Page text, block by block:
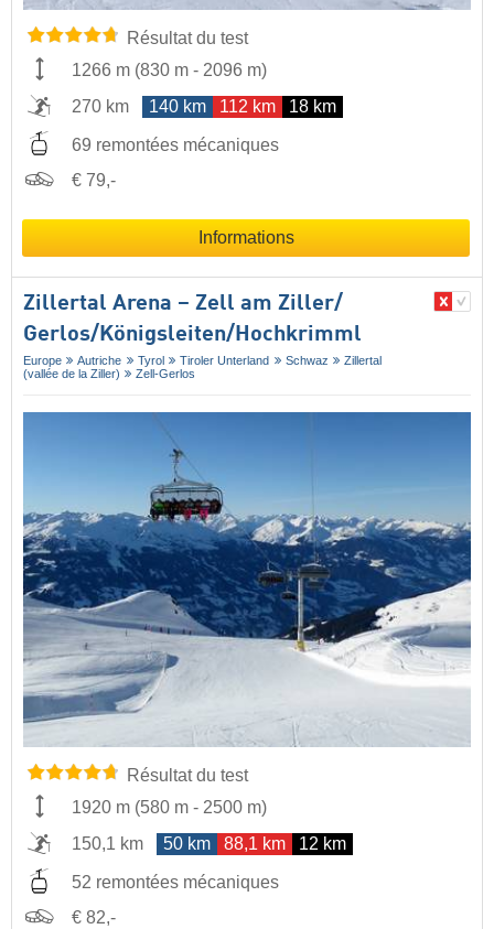
Résultat du test
1266 m (830 m - 2096 m)
270 km
140 km 112 km 18 km
69 remontées mécaniques
€ 79,-
Informations
Zillertal Arena – Zell am Ziller/​
Gerlos/​Königsleiten/​Hochkrimml
Europe Autriche Tyrol Tiroler Unterland Schwaz
Zillertal
(vallée de la Ziller)
Zell-Gerlos
Résultat du test
1920 m (580 m - 2500 m)
150,1 km
50 km 88,1 km 12 km
52 remontées mécaniques
€ 82,-